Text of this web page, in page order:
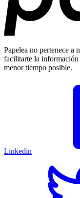
Papelea no pertenece a
facilitarte la información
menor tiempo posible.
Linkedin